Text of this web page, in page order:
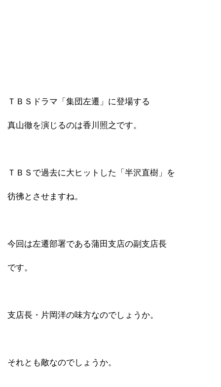
ＴＢＳドラマ「集団左遷」に登場する
真山徹を演じるのは香川照之です。
ＴＢＳで過去に大ヒットした「半沢直樹」を
彷彿とさせますね。
今回は左遷部署である蒲田支店の副支店長
です。
支店長・片岡洋の味方なのでしょうか。
それとも敵なのでしょうか。